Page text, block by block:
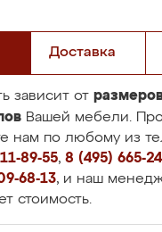
Доставка
зависит от
Вашей мебели.
нам по любому из
89-55, 8 (495) 665-
68-13, и наш
стоимость.